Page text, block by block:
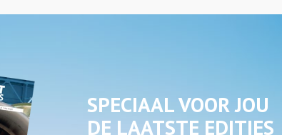
SPECIAAL VOOR JOU
DE LAATSTE EDITIES